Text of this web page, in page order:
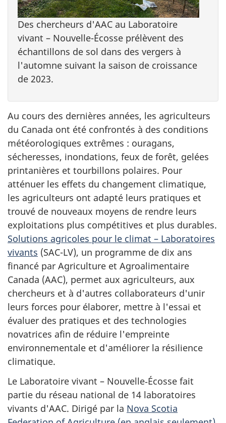
Des chercheurs d'AAC au Laboratoire
vivant – Nouvelle-Écosse prélèvent des
échantillons de sol dans des vergers à
l'automne suivant la saison de croissance
de 2023.
Au cours des dernières années, les agriculteurs
du Canada ont été confrontés à des conditions
météorologiques extrêmes : ouragans,
sécheresses, inondations, feux de forêt, gelées
printanières et tourbillons polaires. Pour
atténuer les effets du changement climatique,
les agriculteurs ont adapté leurs pratiques et
trouvé de nouveaux moyens de rendre leurs
exploitations plus compétitives et plus durables.
Solutions agricoles pour le climat – Laboratoires
vivants (SAC-LV), un programme de dix ans
financé par Agriculture et Agroalimentaire
Canada (AAC), permet aux agriculteurs, aux
chercheurs et à d'autres collaborateurs d'unir
leurs forces pour élaborer, mettre à l'essai et
évaluer des pratiques et des technologies
novatrices afin de réduire l'empreinte
environnementale et d'améliorer la résilience
climatique.
Le Laboratoire vivant – Nouvelle‐Écosse fait
partie du réseau national de 14 laboratoires
vivants d'AAC. Dirigé par la Nova Scotia